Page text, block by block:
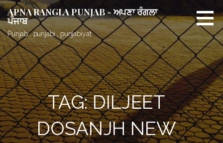
Skip
to
content
APNA RANGLA PUNJAB - ਅਪਣਾ ਰੰਗਲਾ
ਪੰਜਾਬ
Punjab , punjabi , punjabiyat.
TAG: DILJEET
DOSANJH NEW